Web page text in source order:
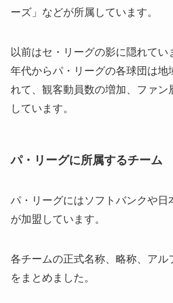
ーズ」などが所属しています。
以前はセ・リーグの影に隠れてい
年代からパ・リーグの各球団は地
れて、観客動員数の増加、ファン
しています。
パ・リーグに所属するチーム
パ・リーグにはソフトバンクや日
が加盟しています。
各チームの正式名称、略称、アル
をまとめました。